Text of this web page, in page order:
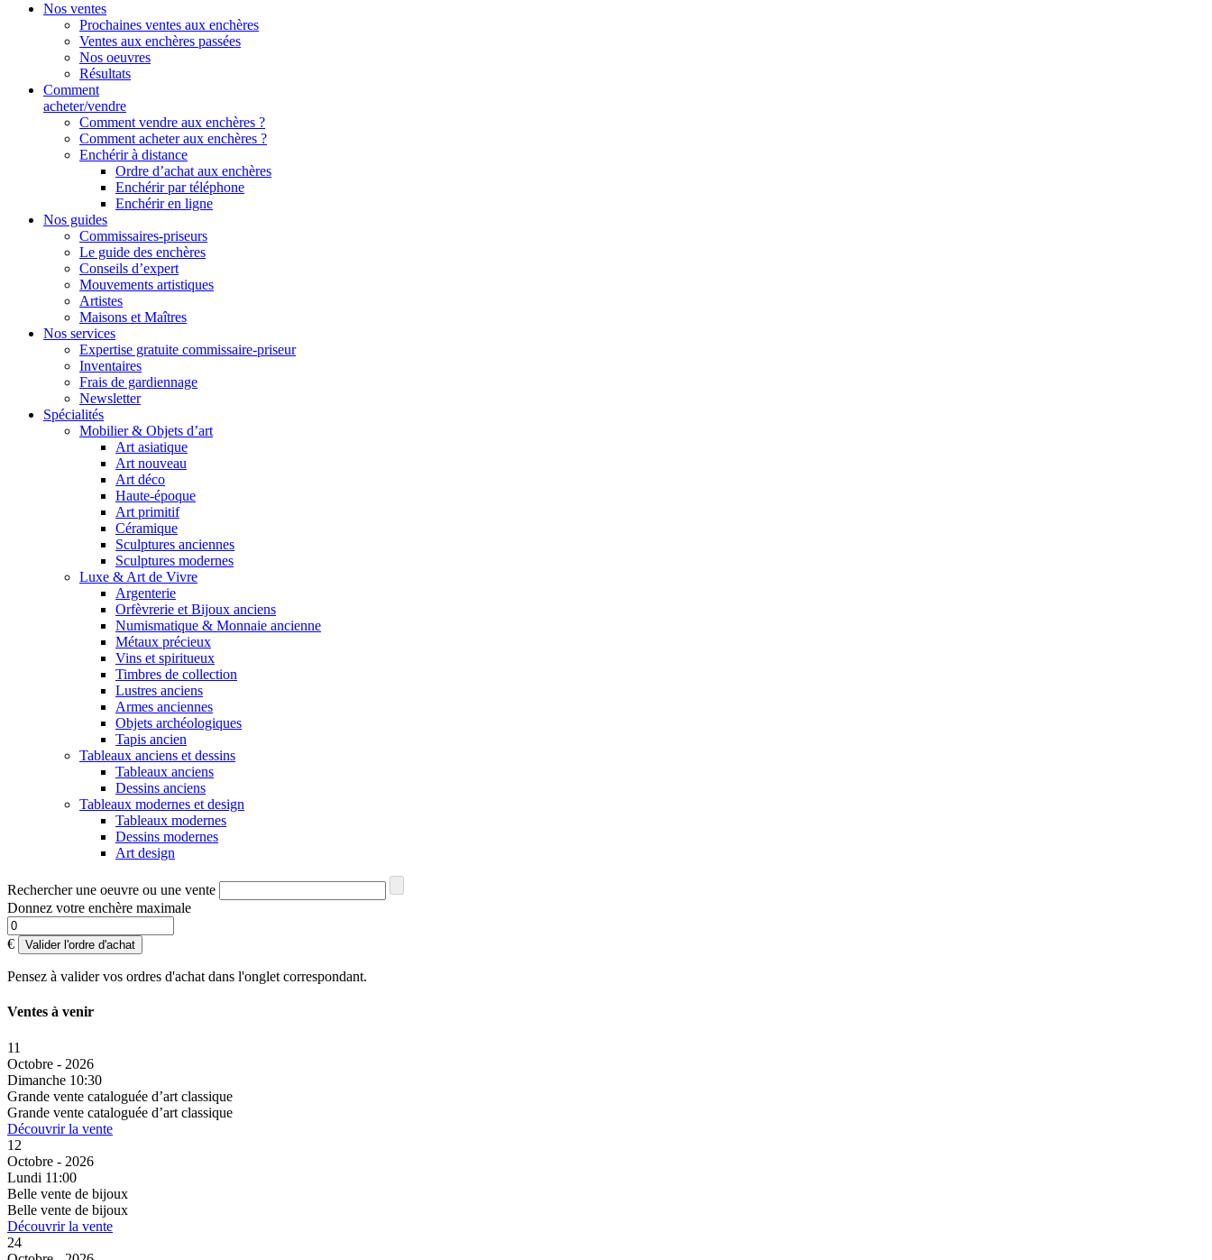
Nos ventes
Prochaines ventes aux enchères
Ventes aux enchères passées
Nos oeuvres
Résultats
Comment
acheter/vendre
Comment vendre aux enchères ?
Comment acheter aux enchères ?
Enchérir à distance
Ordre d’achat aux enchères
Enchérir par téléphone
Enchérir en ligne
Nos guides
Commissaires-priseurs
Le guide des enchères
Conseils d’expert
Mouvements artistiques
Artistes
Maisons et Maîtres
Nos services
Expertise gratuite commissaire-priseur
Inventaires
Frais de gardiennage
Newsletter
Spécialités
Mobilier & Objets d’art
Art asiatique
Art nouveau
Art déco
Haute-époque
Art primitif
Céramique
Sculptures anciennes
Sculptures modernes
Luxe & Art de Vivre
Argenterie
Orfèvrerie et Bijoux anciens
Numismatique & Monnaie ancienne
Métaux précieux
Vins et spiritueux
Timbres de collection
Lustres anciens
Armes anciennes
Objets archéologiques
Tapis ancien
Tableaux anciens et dessins
Tableaux anciens
Dessins anciens
Tableaux modernes et design
Tableaux modernes
Dessins modernes
Art design
Rechercher une oeuvre ou une vente
Donnez votre enchère maximale
€ Valider l'ordre d'achat
Pensez à valider vos ordres d'achat dans l'onglet correspondant.
Ventes à venir
11
Octobre - 2026
Dimanche 10:30
Grande vente cataloguée d’art classique
Grande vente cataloguée d’art classique
Découvrir la vente
12
Octobre - 2026
Lundi 11:00
Belle vente de bijoux
Belle vente de bijoux
Découvrir la vente
24